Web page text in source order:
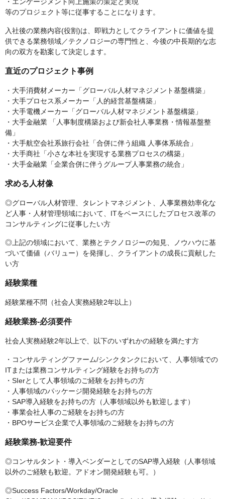
・エンゲージメント向上施策の策定と実現
等のプロジェクト等に従事することになります。
入社後の業務内容(役割)は、即戦力としてクライアントに価値を提
供できる業務領域／テクノロジーの専門性と、今後の中長期的な志
向の双方を勘案して決定します。
直近のプロジェクト事例
・大手消費材メーカー「グローバル人材マネジメント基盤構築」
・大手プロセス系メーカー「人的経営基盤構築」
・大手電機メーカー「グローバル人材マネジメント基盤構築」
・大手金融業 「人事制度構築および新会社人事業務・情報基盤整
備」
・大手航空会社系旅行会社「合併に伴う組織 人事体系統合」
・大手商社「小さな本社を実現する業務プロセスの構築」
・大手金融業「企業合併に伴うグループ人事業務の統合」
求める人材像
◎グローバル人材管理、タレントマネジメント、人事業務効率化な
ど人事・人材管理領域において、ITをベースにしたプロセス改革の
コンサルティングに従事したい方
◎上記の領域において、業務とテクノロジーの知見、ノウハウに基
づいて価値（バリュー）を発揮し、クライアントの成長に貢献した
い方
経験業種
経験業種不問（社会人実務経験2年以上）
経験業務-必須要件
社会人実務経験2年以上で、以下のいずれかの経験を満たす方
・コンサルティングファーム/シンクタンクにおいて、人事領域での
ITまたは業務コンサルティング経験をお持ちの方
・SIerとして人事領域のご経験をお持ちの方
・人事領域のパッケージ開発経験をお持ちの方
・SAP導入経験をお持ちの方（人事領域以外も歓迎します）
・事業会社人事のご経験をお持ちの方
・BPOサービス企業で人事領域のご経験をお持ちの方
経験業務-歓迎要件
◎コンサルタント・導入ベンダーとしてのSAP導入経験（人事領域
以外のご経験も歓迎。アドオン開発経験も可。）
◎Success Factors/Workday/Oracle